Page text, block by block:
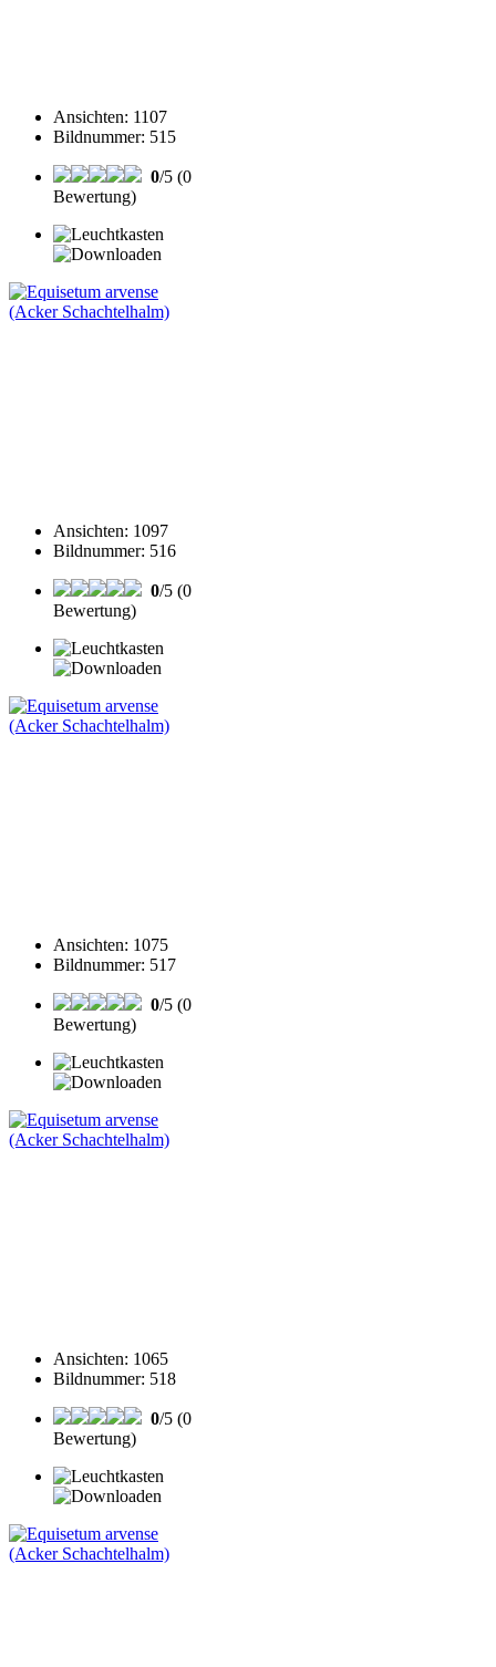
Ansichten: 1107
Bildnummer: 515
0/5 (0
Bewertung)
Ansichten: 1097
Bildnummer: 516
0/5 (0
Bewertung)
Ansichten: 1075
Bildnummer: 517
0/5 (0
Bewertung)
Ansichten: 1065
Bildnummer: 518
0/5 (0
Bewertung)